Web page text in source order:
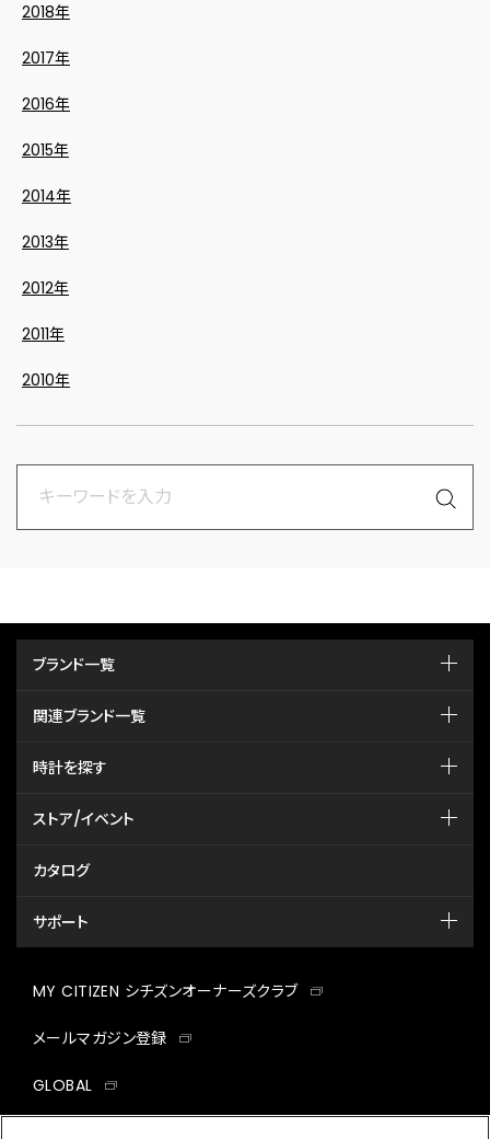
2018年
2017年
2016年
2015年
2014年
2013年
2012年
2011年
2010年
ブランド一覧
関連ブランド一覧
時計を探す
ストア/イベント
カタログ
サポート
MY CITIZEN シチズンオーナーズクラブ
メールマガジン登録
GLOBAL